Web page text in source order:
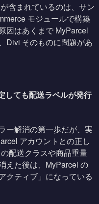
含まれているのは、サン
モジュールで構築
因はあくまで MyParcel
Divi そのものに問題があ
しても配送ラベルが発行
ー解消の第一歩だが、実
アカウントとの正し
配送クラスや商品重量
えた後は、MyParcel の
クティブ」になっている